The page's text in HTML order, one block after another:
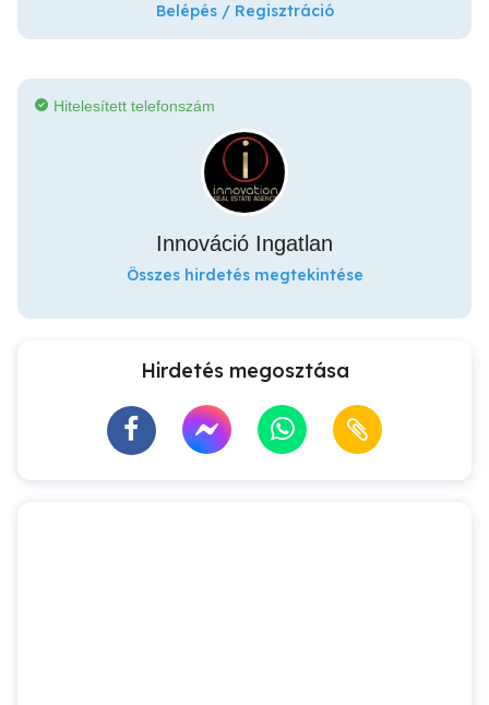
Belépés / Regisztráció
Hitelesített telefonszám
Innováció Ingatlan
Összes hirdetés megtekintése
Hirdetés megosztása